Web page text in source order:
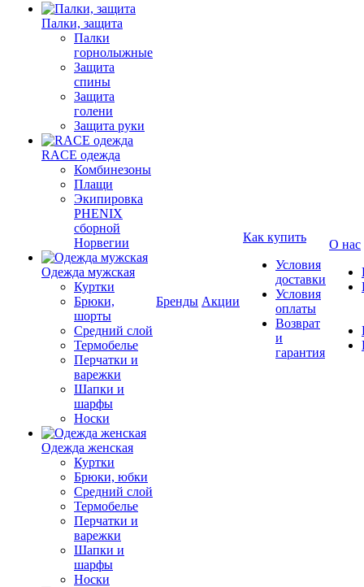
Палки, защита
Палки
горнолыжные
Защита
спины
Защита
голени
Защита руки
RACE одежда
Комбинезоны
Плащи
Экипировка
PHENIX
сборной
Норвегии
Одежда мужская
Куртки
Брюки,
шорты
Средний слой
Термобелье
Перчатки и
варежки
Шапки и
шарфы
Носки
Одежда женская
Куртки
Брюки, юбки
Средний слой
Термобелье
Перчатки и
варежки
Шапки и
шарфы
Носки
Бренды Акции
Как купить
Условия
доставки
Условия
оплаты
Возврат
и
гарантия
О нас